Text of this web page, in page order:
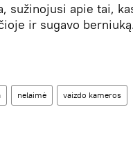
sužinojusi apie tai,
ir sugavo
nelaimė vaizdo kameros